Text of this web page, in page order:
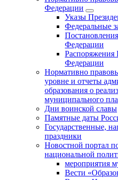
Федерации
Указы
Федеральные
Федерации
Распоряжения
Федерации
Нормативно
уровне и отчеты
образования о
муниципального
Дни воинской славы
Памятные даты
Государственные,
праздники
Новостной портал
национальной
мероприятия
Вести